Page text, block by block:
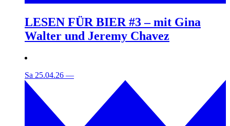
LESEN FÜR BIER #3 – mit Gina
Walter und Jeremy Chavez
Sa 25.04.26 —